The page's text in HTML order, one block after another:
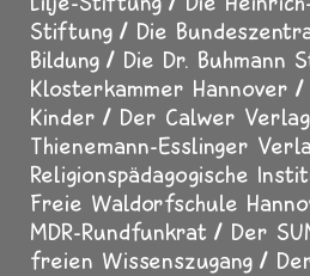
Stiftung
Die
Bildung
Die Dr. Buhmann
Klosterkammer Hannover
Kinder
Der Calwer Verlag
Thienemann-Esslinger
Religionspädagogische
Freie Waldorfschule
MDR-Rundfunkrat
Der
freien Wissenszugang